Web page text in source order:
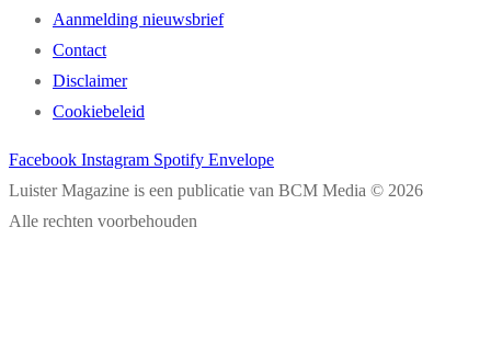
Aanmelding nieuwsbrief
Contact
Disclaimer
Cookiebeleid
Facebook Instagram Spotify Envelope
Luister Magazine is een publicatie van BCM Media © 2026
Alle rechten voorbehouden